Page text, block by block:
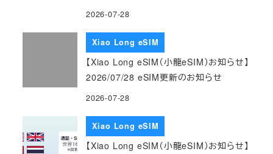
2026-07-28
Xiao Long eSIM
【Xiao Long eSIM（小龍eSIM）お知らせ】
2026/07/28 eSIM更新のお知らせ
2026-07-28
Xiao Long eSIM
【Xiao Long eSIM（小龍eSIM）お知らせ】